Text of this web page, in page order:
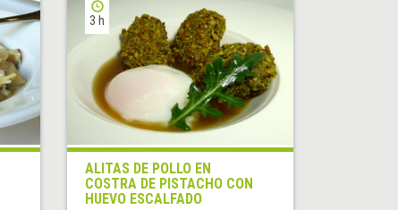
3 h
ALITAS DE POLLO EN
COSTRA DE PISTACHO CON
HUEVO ESCALFADO